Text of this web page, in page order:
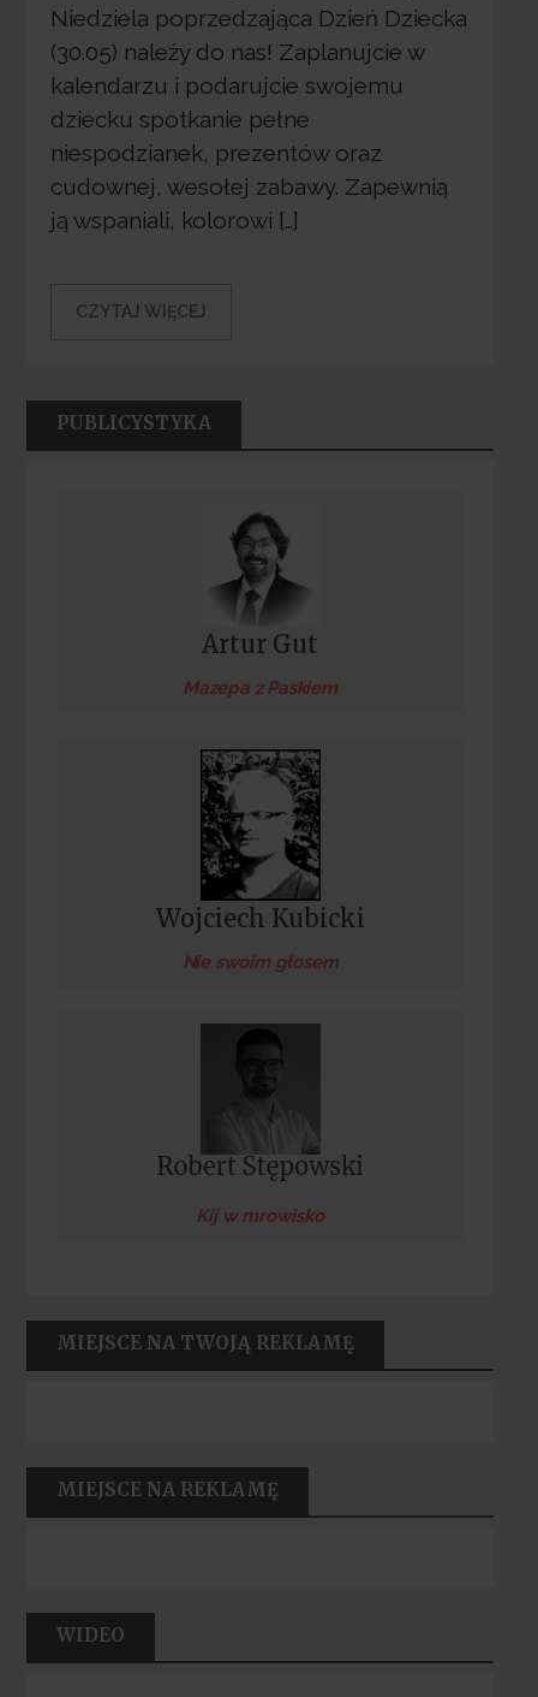
Niedziela poprzedzająca Dzień Dziecka
(30.05) należy do nas! Zaplanujcie w
kalendarzu i podarujcie swojemu
dziecku spotkanie pełne
niespodzianek, prezentów oraz
cudownej, wesołej zabawy. Zapewnią
ją wspaniali, kolorowi […]
CZYTAJ WIĘCEJ
PUBLICYSTYKA
Artur Gut
Mazepa z Paskiem
Wojciech Kubicki
Nie swoim głosem
Kij w mrowisko
MIEJSCE NA TWOJĄ REKLAMĘ
MIEJSCE NA REKLAMĘ
WIDEO